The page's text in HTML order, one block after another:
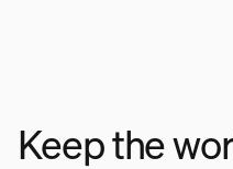
Keep the